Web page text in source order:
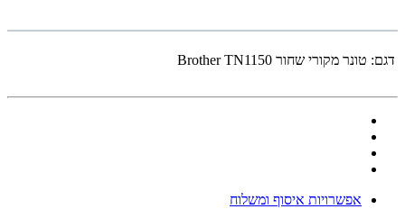
דגם: טונר מקורי שחור Brother TN1150
אפשרויות איסוף ומשלוח